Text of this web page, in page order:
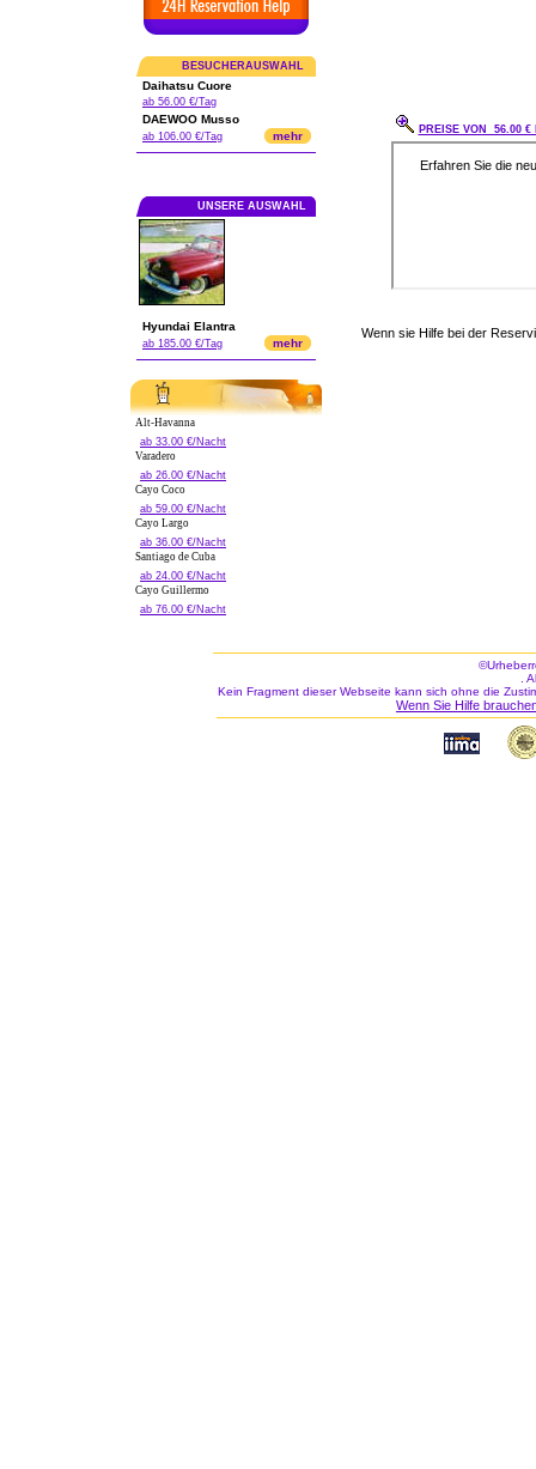
BESUCHERAUSWAHL
Daihatsu Cuore
ab 56.00 €/Tag
DAEWOO Musso
ab 106.00 €/Tag mehr
UNSERE AUSWAHL
Hyundai Elantra
ab 185.00 €/Tag mehr
Alt-Havanna
ab 33.00 €/Nacht
Varadero
ab 26.00 €/Nacht
Cayo Coco
ab 59.00 €/Nacht
Cayo Largo
ab 36.00 €/Nacht
Santiago de Cuba
ab 24.00 €/Nacht
Cayo Guillermo
ab 76.00 €/Nacht
PREISE VON 56.00 €
Wenn sie Hilfe bei der
.
Kein Fragment dieser Webseite kann sich ohne die
Wenn Sie Hilfe